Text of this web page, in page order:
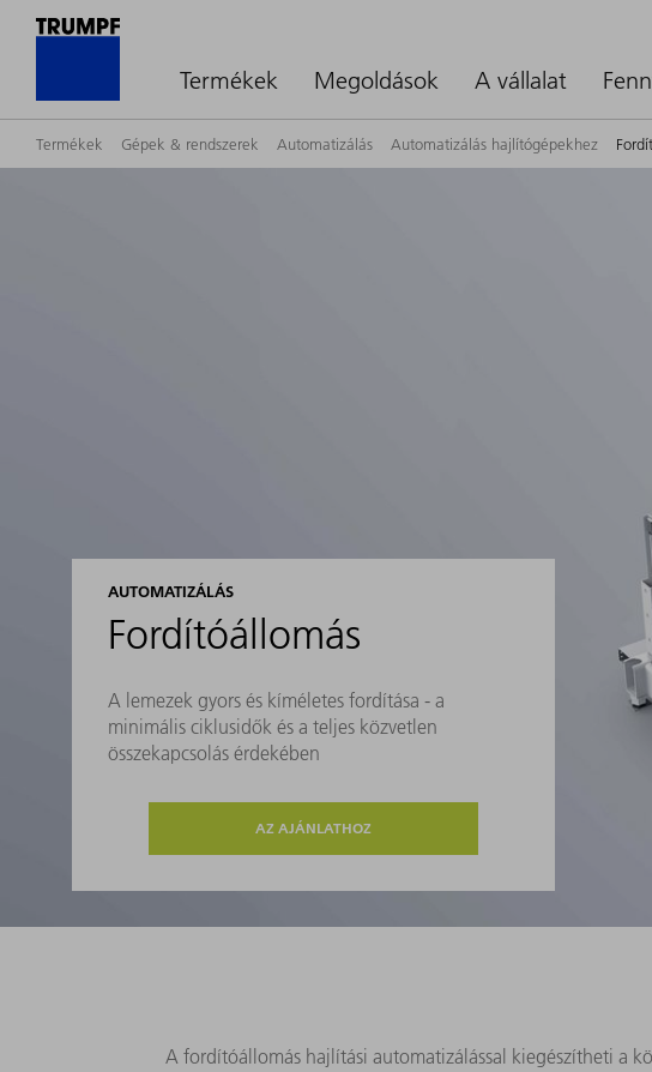
Termékek Megoldások A vállalat
Termékek Gépek & rendszerek Automatizálás Automatizálás hajlítógépekhez
AUTOMATIZÁLÁS
Fordítóállomás
A lemezek gyors és kíméletes fordítása - a
minimális ciklusidők és a teljes közvetlen
összekapcsolás érdekében
AZ AJÁNLATHOZ
A fordítóállomás hajlítási automatizálással kiegészítheti a